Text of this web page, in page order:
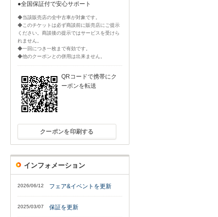
●全国保証付で安心サポート
◆当該販売店の全中古車が対象です。
◆このチケットは必ず商談前に販売店にご提示
ください。商談後の提示ではサービスを受けら
れません。
◆一回につき一枚まで有効です。
◆他のクーポンとの併用は出来ません。
QRコードで携帯にク
ーポンを転送
クーポンを印刷する
インフォメーション
2026/06/12 フェア&イベントを更新
2025/03/07 保証を更新